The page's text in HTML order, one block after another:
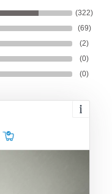
(322)
(69)
(2)
(0)
(0)